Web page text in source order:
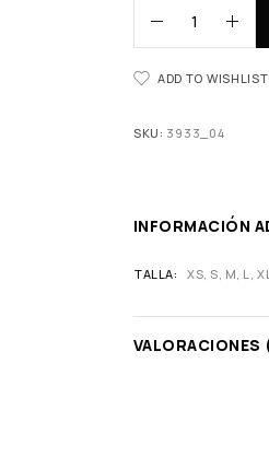
ADD TO WISHLIST
SKU: 3933_04
INFORMACIÓN
TALLA XS, S, M, L,
VALORACIONES